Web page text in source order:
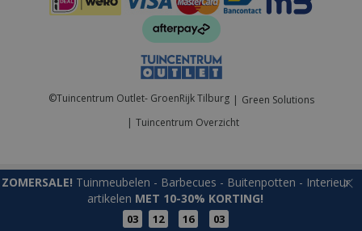
ZOMERSALE! Tuinmeubelen - Barbecues - Buitenpotten - Interieur
artikelen MET 10-30% KORTING!
03 12 16 03
©Tuincentrum Outlet- GroenRijk Tilburg
Green Solutions
Tuincentrum Overzicht